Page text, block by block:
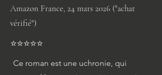
Amazon France, 24 mars 2026 ("achat
vérifié")
⭐️⭐️⭐️⭐️⭐️
Ce roman est une uchronie, qui